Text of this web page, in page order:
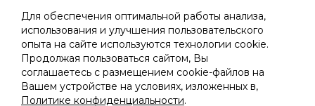
Как сделать заказ
Доставка товара
Возврат товара
Способы оплаты товара
Таблица размеров
Для обеспечения оптимальной работы анализа,
использования и улучшения пользовательского
опыта на сайте используются технологии cookie.
Продолжая пользоваться сайтом, Вы
соглашаетесь с размещением cookie-файлов на
Вашем устройстве на условиях, изложенных в,
Политике конфиденциальности.